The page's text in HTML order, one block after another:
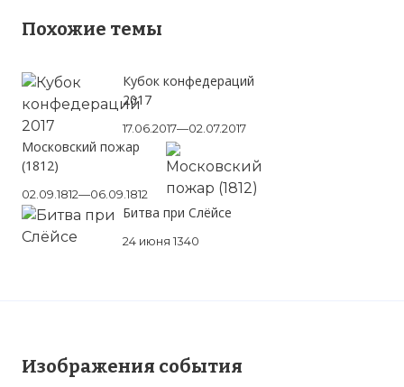
Похожие темы
Кубок конфедераций
2017
17.06.2017—02.07.2017
Московский пожар
(1812)
02.09.1812—06.09.1812
Битва при Слёйсе
24 июня 1340
Изображения события
Вернуться в статью:
между Россией и Украиной